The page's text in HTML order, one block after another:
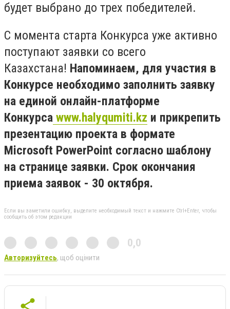
будет выбрано до трех победителей.
С момента старта Конкурса уже активно
поступают заявки со всего
Казахстана! Напоминаем, для участия в
Конкурсе необходимо заполнить заявку
на единой онлайн-платформе
Конкурса www.halyqumiti.kz и прикрепить
презентацию проекта в формате
Microsoft PowerPoint согласно шаблону
на странице заявки. Срок окончания
приема заявок - 30 октября.
Если вы заметили ошибку, выделите необходимый текст и нажмите Ctrl+Enter, чтобы
сообщить об этом редакции
0,0
Авторизуйтесь, щоб оцінити